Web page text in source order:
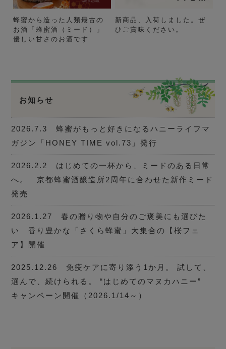
蜂蜜から造った人類最古の
お酒「蜂蜜酒（ミード）」
優しい甘さのお酒です
新商品、入荷しました。ぜ
ひご賞味ください。
お知らせ
2026.7.3 蜂蜜がもっと好きになるハニーライフマ
ガジン「HONEY TIME vol.73」発行
2026.2.2 はじめての一杯から、ミードのある日常
へ。 京都蜂蜜酒醸造所2周年に合わせた新作ミード
発売
2026.1.27 春の贈り物や自分のご褒美にも選びた
い 香り豊かな「さくら蜂蜜」大集合の【桜フェ
ア】開催
2025.12.26 免疫ケアに寄り添う1か月。 試して、
選んで、続けられる。 “はじめてのマヌカハニー”
キャンペーン開催（2026.1/14～）